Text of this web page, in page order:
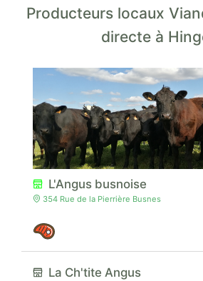
Producteurs locaux
directe à
L'Angus busnoise
354 Rue de la Pierrière Busnes
La Ch'tite Angus